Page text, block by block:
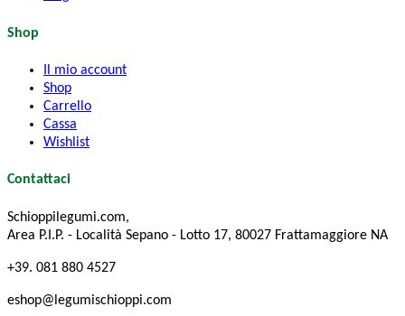
Shop
Il mio account
Shop
Carrello
Cassa
Wishlist
Contattaci
Schioppilegumi.com,
Area P.I.P. - Località Sepano - Lotto 17, 80027 Frattamaggiore NA
+39. 081 880 4527
eshop@legumischioppi.com